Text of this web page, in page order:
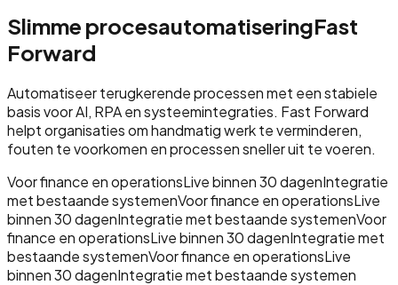
Slimme procesautomatiseringFast
Forward
Automatiseer terugkerende processen met een stabiele
basis voor AI, RPA en systeemintegraties. Fast Forward
helpt organisaties om handmatig werk te verminderen,
fouten te voorkomen en processen sneller uit te voeren.
Voor finance en operationsLive binnen 30 dagenIntegratie
met bestaande systemenVoor finance en operationsLive
binnen 30 dagenIntegratie met bestaande systemenVoor
finance en operationsLive binnen 30 dagenIntegratie met
bestaande systemenVoor finance en operationsLive
binnen 30 dagenIntegratie met bestaande systemen